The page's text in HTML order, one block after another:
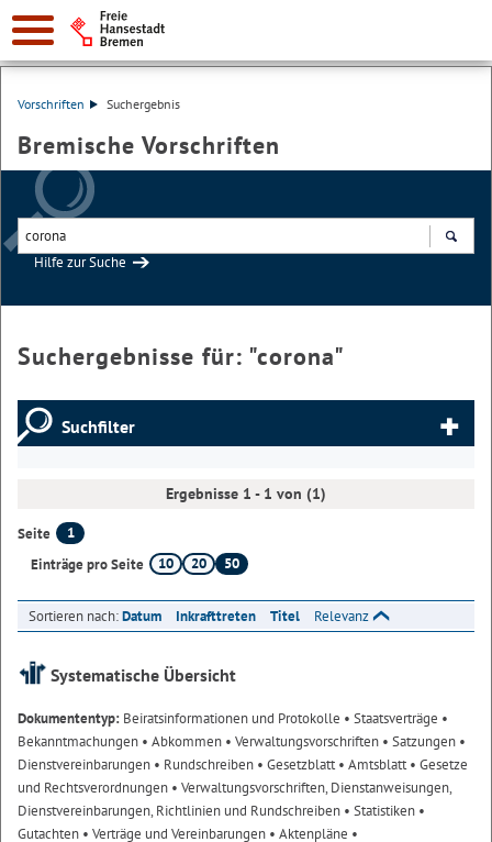
Vorschriften Suchergebnis
Bremische Vorschriften
Hilfe zur Suche
Suchergebnisse für: "corona"
Suchfilter
Ergebnisse 1 - 1 von (1)
Seite
1
Einträge pro Seite
10 20 50
Sortieren nach:Datum Inkrafttreten Titel Relevanz
Systematische Übersicht
Dokumententyp: Beiratsinformationen und Protokolle • Staatsverträge •
Bekanntmachungen • Abkommen • Verwaltungsvorschriften • Satzungen •
Dienstvereinbarungen • Rundschreiben • Gesetzblatt• Amtsblatt• Gesetze
und Rechtsverordnungen • Verwaltungsvorschriften, Dienstanweisungen,
Dienstvereinbarungen, Richtlinien und Rundschreiben • Statistiken •
Gutachten • Verträge und Vereinbarungen • Aktenpläne •